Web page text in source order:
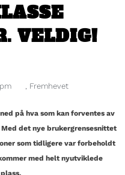
VELDIG!
Fremhevet
på hva som kan forventes av
det nye brukergrensesnittet
som tidligere var forbeholdt
med helt nyutviklede